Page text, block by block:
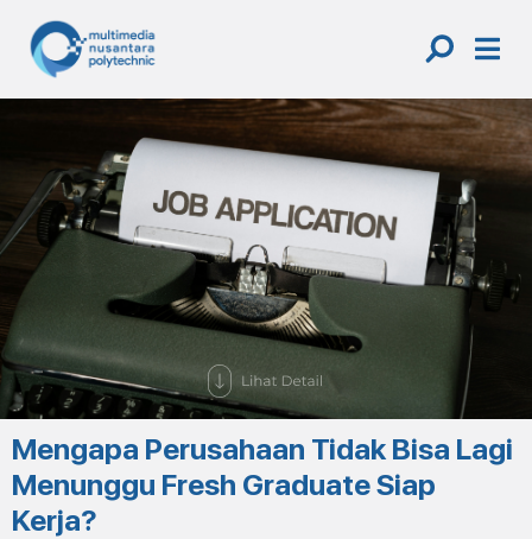
content
Mengapa Perusahaan Tidak Bisa Lagi
Menunggu Fresh Graduate Siap
Kerja?